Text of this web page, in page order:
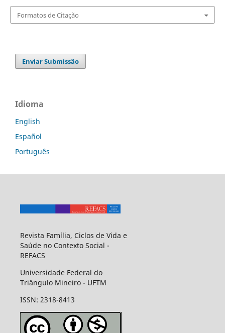
Formatos de Citação
Enviar Submissão
Idioma
English
Español
Português
Revista Família, Ciclos de Vida e
Saúde no Contexto Social -
REFACS
Universidade Federal do
Triângulo Mineiro - UFTM
ISSN: 2318-8413